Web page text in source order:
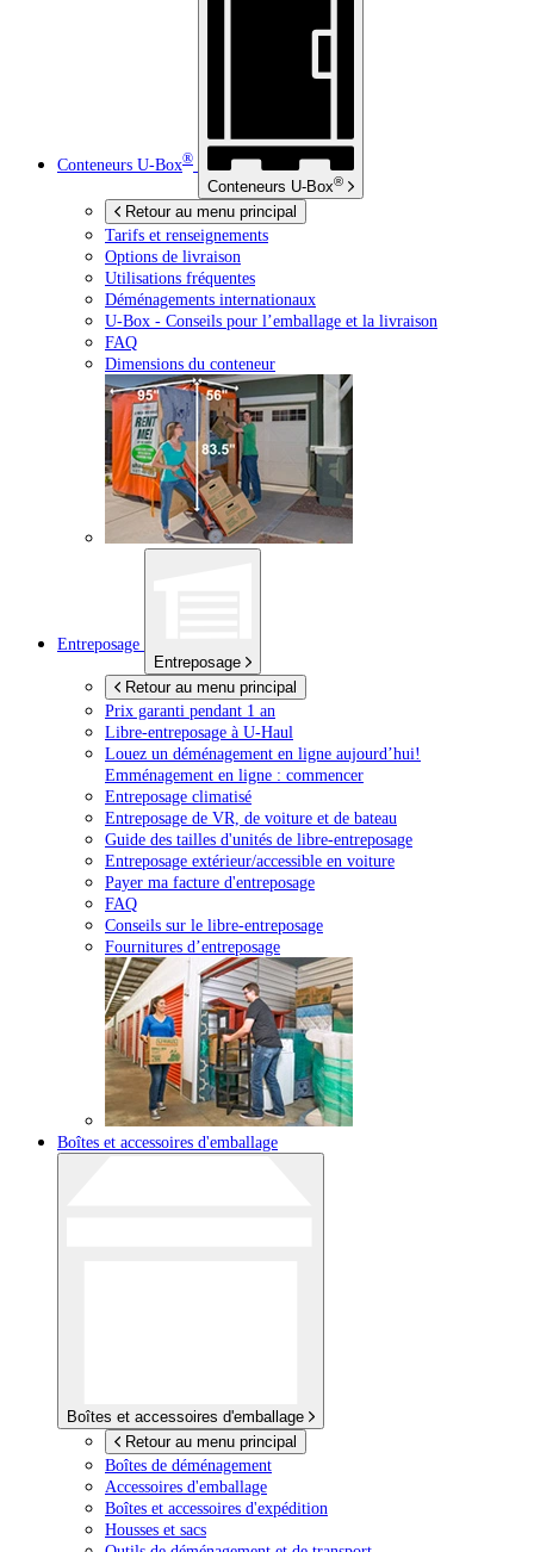
Conteneurs U-Box®
Conteneurs U-Box®
Retour au menu principal
Tarifs et renseignements
Options de livraison
Utilisations fréquentes
Déménagements internationaux
U-Box - Conseils pour l’emballage et la livraison
FAQ
Dimensions du conteneur
Entreposage
Entreposage
Retour au menu principal
Prix garanti pendant 1 an
Libre-entreposage à U-Haul
Louez un déménagement en ligne aujourd’hui!
Emménagement en ligne : commencer
Entreposage climatisé
Entreposage de VR, de voiture et de bateau
Guide des tailles d'unités de libre-entreposage
Entreposage extérieur/accessible en voiture
Payer ma facture d'entreposage
FAQ
Conseils sur le libre-entreposage
Fournitures d’entreposage
Boîtes et accessoires d'emballage
Boîtes et accessoires d'emballage
Retour au menu principal
Boîtes de déménagement
Accessoires d'emballage
Boîtes et accessoires d'expédition
Housses et sacs